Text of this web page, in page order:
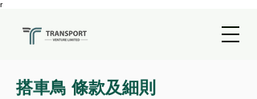
r
搭車鳥 條款及細則